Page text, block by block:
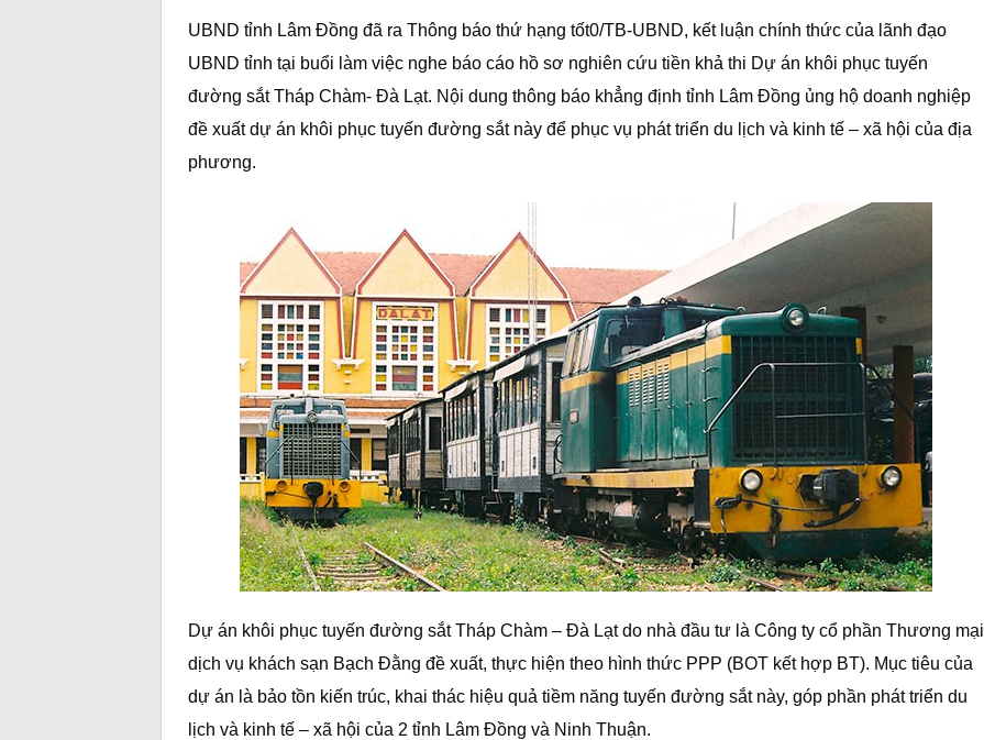
UBND tỉnh Lâm Đồng đã ra Thông báo thứ hạng tốt0/TB-UBND, kết luận chính thức của lãnh đạo
UBND tỉnh tại buổi làm việc nghe báo cáo hồ sơ nghiên cứu tiền khả thi Dự án khôi phục tuyến
đường sắt Tháp Chàm- Đà Lạt. Nội dung thông báo khẳng định tỉnh Lâm Đồng ủng hộ doanh nghiệp
đề xuất dự án khôi phục tuyến đường sắt này để phục vụ phát triển du lịch và kinh tế – xã hội của địa
phương.
Dự án khôi phục tuyến đường sắt Tháp Chàm – Đà Lạt do nhà đầu tư là Công ty cổ phần Thương mại
dịch vụ khách sạn Bạch Đằng đề xuất, thực hiện theo hình thức PPP (BOT kết hợp BT). Mục tiêu của
dự án là bảo tồn kiến trúc, khai thác hiệu quả tiềm năng tuyến đường sắt này, góp phần phát triển du
lịch và kinh tế – xã hội của 2 tỉnh Lâm Đồng và Ninh Thuận.